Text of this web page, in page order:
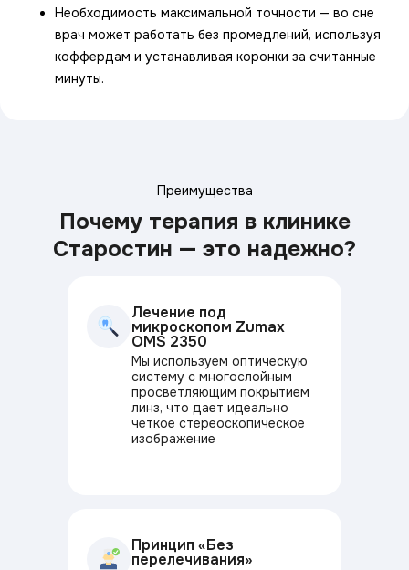
Необходимость максимальной точности — во сне
врач может работать без промедлений, используя
коффердам и устанавливая коронки за считанные
минуты.
Преимущества
Почему терапия в клинике
Старостин — это надежно?
Лечение под
микроскопом Zumax
OMS 2350
Мы используем оптическую
систему с многослойным
просветляющим покрытием
линз, что дает идеально
четкое стереоскопическое
изображение
Принцип «Без
перелечивания»